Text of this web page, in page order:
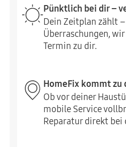
Pünktlich bei dir –
Dein Zeitplan zählt
Überraschungen,
Termin zu dir.
HomeFix kommt zu
Ob vor deiner
mobile Service
Reparatur direkt bei